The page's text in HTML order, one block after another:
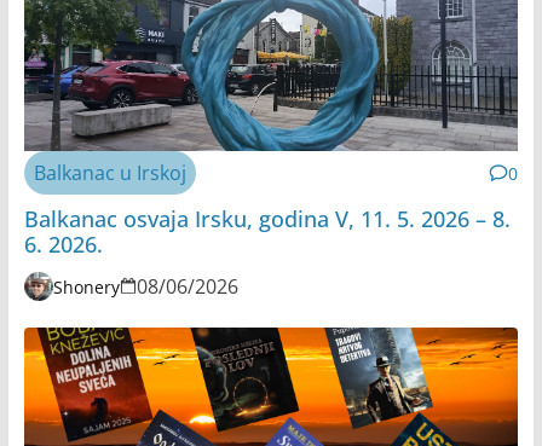
Balkanac u Irskoj 0
Balkanac osvaja Irsku, godina V, 11. 5. 2026 – 8.
6. 2026.
Shonery 08/06/2026